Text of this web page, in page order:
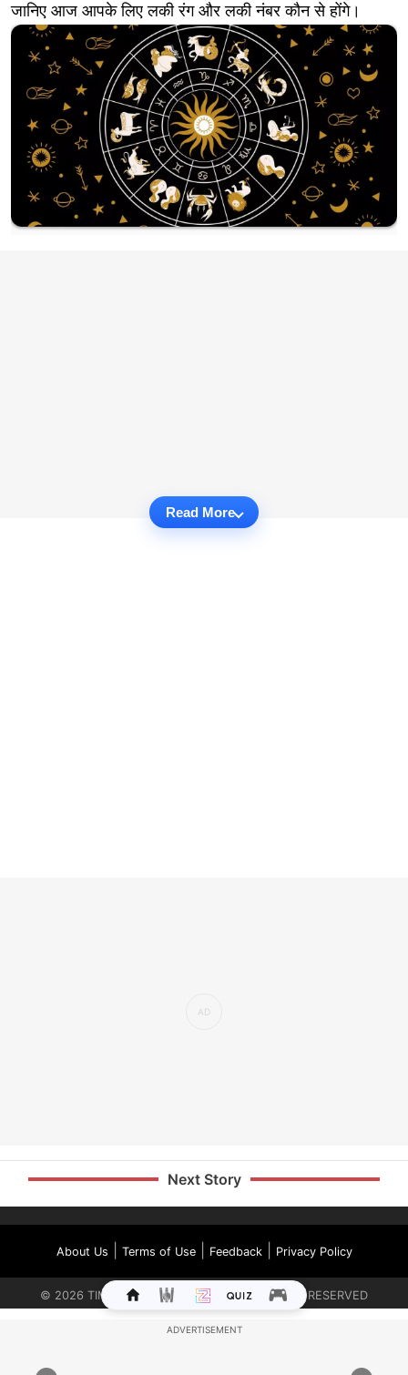
जानिए आज आपके लिए लकी रंग और लकी नंबर कौन से होंगे।
Read More
Next Story
About Us Terms of Use| Feedback| Privacy Policy
© 2026 TIMES INTERNET LIMITED. ALL RIGHTS RESERVED